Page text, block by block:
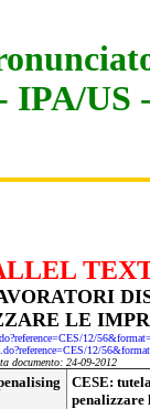
IPA/US
LE
12/
12/
documento: 24-09-2012
CESE:
penalizzare